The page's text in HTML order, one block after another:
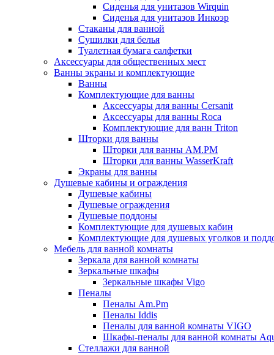
Сиденья для унитазов Wirquin
Сиденья для унитазов Инкоэр
Стаканы для ванной
Сушилки для белья
Туалетная бумага салфетки
Аксессуары для общественных мест
Ванны экраны и комплектующие
Ванны
Комплектующие для ванны
Аксессуары для ванны Cersanit
Аксессуары для ванны Roca
Комплектующие для ванн Triton
Шторки для ванны
Шторки для ванны AM.PM
Шторки для ванны WasserKraft
Экраны для ванны
Душевые кабины и ограждения
Душевые кабины
Душевые ограждения
Душевые поддоны
Комплектующие для душевых кабин
Комплектующие для душевых уголков и
Мебель для ванной комнаты
Зеркала для ванной комнаты
Зеркальные шкафы
Зеркальные шкафы Vigo
Пеналы
Пеналы Am.Pm
Пеналы Iddis
Пеналы для ванной комнаты VIGO
Шкафы-пеналы для ванной комнаты
Стеллажи для ванной